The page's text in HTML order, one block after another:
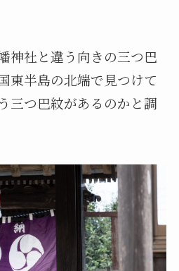
神社と違う向きの三つ巴
東半島の北端で見つけて
三つ巴紋があるのかと調